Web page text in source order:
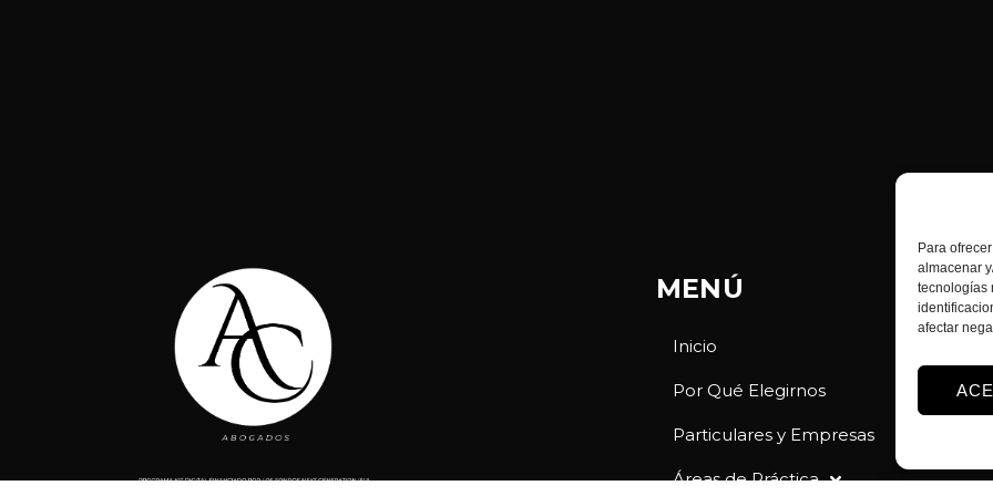
Para
almacenar
tecnologías
afectar
MENÚ
Inicio
Por Qué Elegirnos
Particulares y Empresas
Áreas de Práctica